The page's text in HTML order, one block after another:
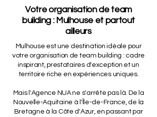
Votre organisation de team
building : Mulhouse et partout
ailleurs
Mulhouse est une destination idéale pour
votre organisation de team building : cadre
inspirant, prestataires d'exception et un
territoire riche en expériences uniques.
Mais l'Agence NUA ne s'arrête pas là. De la
Nouvelle-Aquitaine à l'Île-de-France, de la
Bretagne à la Côte d'Azur, en passant par